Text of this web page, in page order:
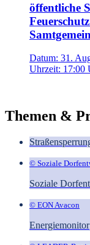
öffentliche
Datum: 31.
Uhrzeit: 17:00
Themen &
© Soziale
Soziale
© EON Avacon
Energiemonitor